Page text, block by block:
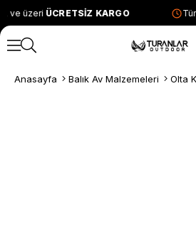
ve üzeriÜCRETSİZ KARGO
Anasayfa Balık Av Malzemeleri Olta